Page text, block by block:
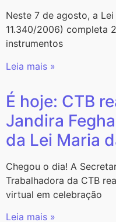
Neste 7 de agosto, a
11.340/2006) completa
instrumentos
Leia mais »
É hoje: CTB
Jandira
da Lei Maria
Chegou o dia! A
Trabalhadora da CTB
virtual em celebração
Leia mais »